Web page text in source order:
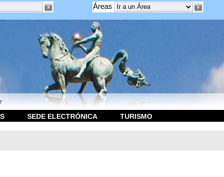
Áreas
SEDE ELECTRÓNICA TURISMO